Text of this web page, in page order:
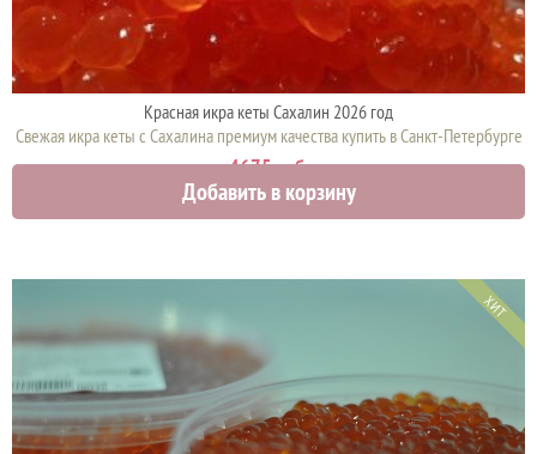
Красная икра кеты Сахалин 2026 год
Свежая икра кеты с Сахалина премиум качества купить в Санкт-Петербурге
4675 руб.
Добавить в корзину
ХИТ